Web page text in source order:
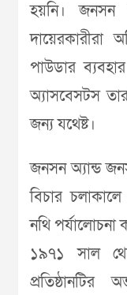
হয়নি। জনসন
দায়েরকারীরা
পাউডার
অ্যাসবেসটস
জন্য যথেষ্ট।
জনসন অ্যান্ড
বিচার
নথি পর্যালোচনা
১৯৭১ সাল
প্রতিষ্ঠানটির